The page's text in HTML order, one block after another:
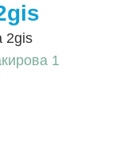
2gis
1